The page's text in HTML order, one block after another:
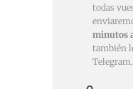
todas
minutos
también
Telegram.